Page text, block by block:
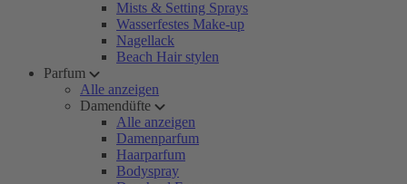
Mists & Setting Sprays
Wasserfestes Make-up
Nagellack
Beach Hair stylen
Parfum
Alle anzeigen
Damendüfte
Alle anzeigen
Damenparfum
Haarparfum
Bodyspray